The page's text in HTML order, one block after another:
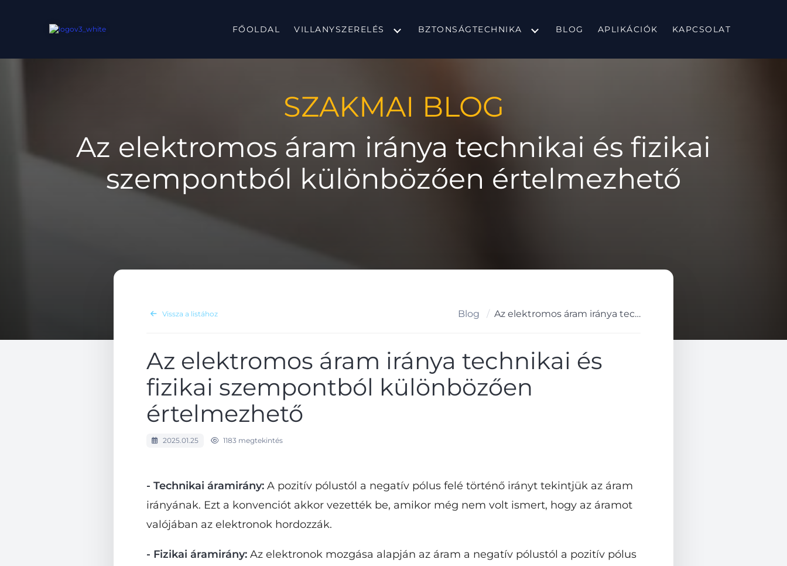
FŐOLDAL VILLANYSZERELÉS BZTONSÁGTECHNIKA BLOG APLIKÁCIÓK KAPCSOLAT
SZAKMAI BLOG
Az elektromos áram iránya technikai és fizikai
szempontból különbözően értelmezhető
Vissza a listához Blog Az elektromos áram iránya tech...
Az elektromos áram iránya technikai és
fizikai szempontból különbözően
értelmezhető
2025.01.25 1183 megtekintés
- Technikai áramirány: A pozitív pólustól a negatív pólus felé történő irányt tekintjük az áram
irányának. Ezt a konvenciót akkor vezették be, amikor még nem volt ismert, hogy az áramot
valójában az elektronok hordozzák.
- Fizikai áramirány: Az elektronok mozgása alapján az áram a negatív pólustól a pozitív pólus